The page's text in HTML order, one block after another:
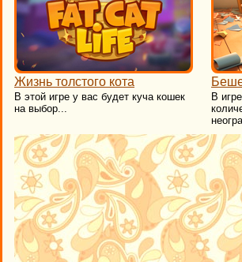
Жизнь толстого кота
В этой игре у вас будет куча кошек
на выбор...
В